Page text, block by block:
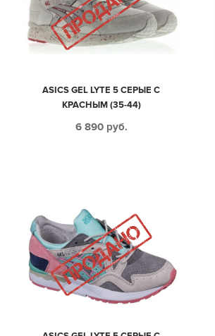
ASICS GEL LYTE 5 СЕРЫЕ С
КРАСНЫМ (35-44)
6 890 руб.